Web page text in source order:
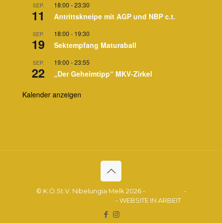
SEP.
11
18:00 -23:30
Antrittskneipe mit AGP und NBP c.t.
SEP.
19
18:00 - 19:30
Sektempfang Maturaball
SEP.
22
19:00 -23:55
„Der Geheimtipp“ MKV-Zirkel
Kalender anzeigen
© K.Ö.St.V. Nibelungia Melk 2026 -
-
- WEBSITE IN ARBEIT